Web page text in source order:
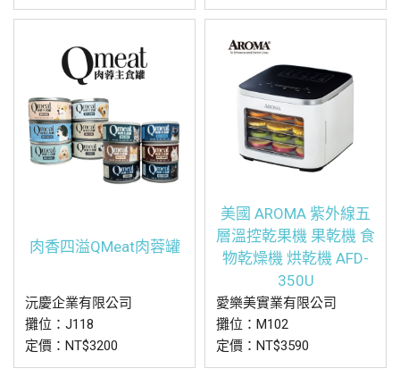
肉香四溢QMeat肉蓉罐
沅慶企業有限公司
攤位：J118
定價：NT$3200
美國 AROMA 紫外線五
層溫控乾果機 果乾機 食
物乾燥機 烘乾機 AFD-
350U
愛樂美實業有限公司
攤位：M102
定價：NT$3590